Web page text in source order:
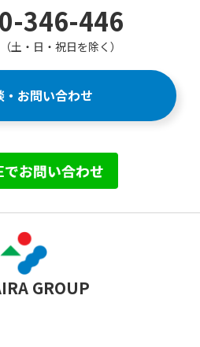
346-446
土・日・祝日を除く）
・お問い合わせ
GROUP